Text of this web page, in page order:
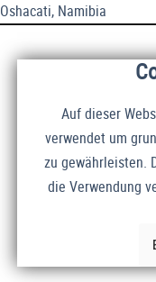
Oshacati, Namibia
Auf dieser
verwendet um
zu gewährleisten.
die Verwendung